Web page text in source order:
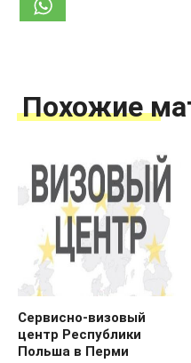
Похожие
Сервисно-визовый
центр Республики
Польша в Перми